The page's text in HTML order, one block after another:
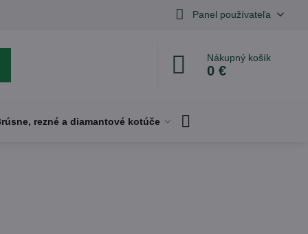
Panel používateľa
Nákupný košík
0 €
rezné a diamantové kotúče